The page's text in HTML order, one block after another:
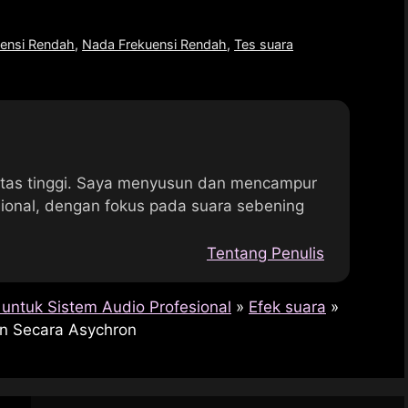
Rendah, Nada Frekuensi Rendah,Tes suara
tinggi. Saya menyusun dan mencampur
dengan fokus pada suara sebening
Tentang Penulis
Sistem Audio Profesional » Efek suara »
Secara Asychron